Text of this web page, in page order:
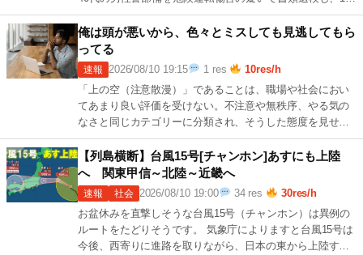
日付けで懲戒免職処分としました。 石 続きを読む →
1
[…]
俺は頭が悪いから、色々とミスしても見逃してもら
ってる
速報 2026/08/10 19:15 1 res
10res/h
「上の空（注意散漫）」であることは、職場や社会におい
てあまり良い評価を受けない。不注意や無秩序、やる気の
なさと同じカテゴリーに分類され、そうした態度を見せる
人は、まるでサボっているところを見つかった 続きを読む
→
[…]
【列島横断】台風15号[チャンホン]あすにも上陸
へ 関東甲信～北陸～近畿へ
速報 社会 2026/08/10 19:00 34 res
30res/h
お盆休みを直撃しそうな台風15号（チャンホン）は異例の
ルートをたどりそうです。 気象庁によりますと台風15号は
今後、西寄りに進路を取りながら、日本の東から上陸する